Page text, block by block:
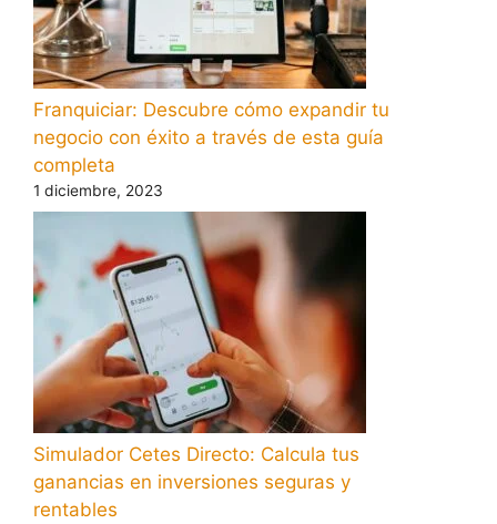
Franquiciar: Descubre cómo expandir tu
negocio con éxito a través de esta guía
completa
1 diciembre, 2023
Simulador Cetes Directo: Calcula tus
ganancias en inversiones seguras y
rentables